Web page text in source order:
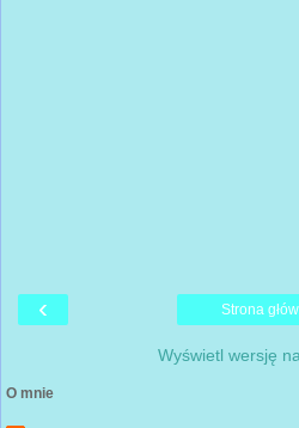
‹ Strona
Wyświetl wersję
O mnie